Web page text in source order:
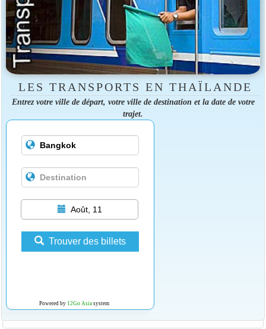
LES TRANSPORTS EN THAÏLANDE
Entrez votre ville de départ, votre ville de destination et la date de votre
trajet.
Août, 11
Trouver des billets
Powered by 12Go Asia system